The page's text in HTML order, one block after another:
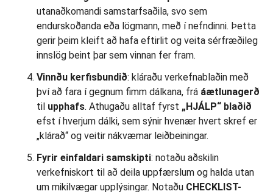
utanaðkomandi samstarfsaðila, svo sem
endurskoðanda eða lögmann, með í nefndinni. Þetta
gerir þeim kleift að hafa eftirlit og veita sérfræðileg
innslög beint þar sem vinnan fer fram.
Vinnðu kerfisbundið: kláraðu verkefnablaðin með
því að fara í gegnum fimm dálkana, frá áætlunagerð
til upphafs. Athugaðu alltaf fyrst „HJÁLP“ blaðið
efst í hverjum dálki, sem sýnir hvenær hvert skref er
„klárað“ og veitir nákvæmar leiðbeiningar.
Fyrir einfaldari samskipti: notaðu aðskilin
verkefniskort til að deila uppfærslum og halda utan
um mikilvægar upplýsingar. Notaðu CHECKLIST-